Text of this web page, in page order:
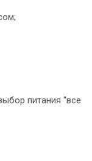
питания "все